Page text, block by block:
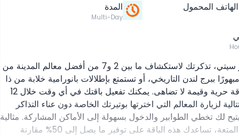
المحمول المدة
Multi-Day
اكتشف لندن وفقًا لشروطك مع باقة استكشاف لندن من جو سيتي، تذكرتك لاستكشاف ما بين 2 و7 من أفضل معالم المدينة من
أكنت مبهورًا ببرج لندن التاريخي، أو تستمتع بإطلالات بانورامية خلابة من ذا
شارد، أو تبحر في رحلة نهر التايمز الأيقونية، تمنحك هذه الباقة حرية وقيمة لا تضاهى. يمكنك تفعيل باقتك في أي وقت خلال 12
الشراء ثم الاستمتاع بما يصل إلى 30 يومًا متتالية لزيارة المعالم التي اخترتها بوتيرتك الخاصة دون عناء التذاكر
لك تخطي الطوابير والدخول بسهولة إلى الأماكن المشاركة. مثالية
لعشاق التاريخ، والباحثين عن الثقافة، أو العائلات الباحثة عن المتعة، تساعدك هذه الباقة على توفير ما يصل إلى 50% مقارنة